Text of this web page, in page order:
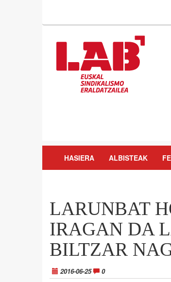
HASIERA ALBISTEAK
LARUNBAT
IRAGAN DA
BILTZAR
2016-06-25
0